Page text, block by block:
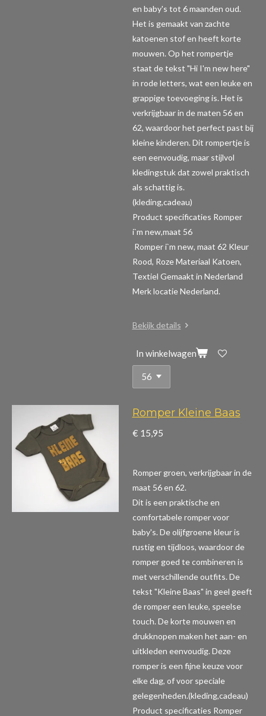
en baby's tot 6 maanden oud.
Het is gemaakt van zachte
katoenen stof en heeft korte
mouwen. Op het rompertje
staat de tekst "Hi I'm new here"
in rode letters, wat een leuke en
grappige toevoeging is. Het is
verkrijgbaar in de maten 56 en
62, waardoor het perfect past bij
kleine kinderen. Dit rompertje is
een eenvoudig, maar stijlvol
kledingstuk dat zowel praktisch
als schattig is.
(kleding,cadeau)
Product specificaties Romper
i`m new,maat 56
Romper i`m new, maat 62 Kleur
Rood, Roze Materiaal Katoen,
Textiel Gemaakt in Nederland
Merk locatie Nederland.
Bekijk details
In winkelwagen
Romper Kleine Baas
€ 15,95
Romper groen, verkrijgbaar in de
maat 56 en 62.
Dit is een praktische en
comfortabele romper voor
baby's. De olijfgroene kleur is
rustig en tijdloos, waardoor de
romper goed te combineren is
met verschillende outfits. De
tekst "Kleine Baas" in geel geeft
de romper een leuke, speelse
touch. De korte mouwen en
drukknopen maken het aan- en
uitkleden eenvoudig. Deze
romper is een fijne keuze voor
elke dag, of voor speciale
gelegenheden.(kleding,cadeau)
Product specificaties Romper